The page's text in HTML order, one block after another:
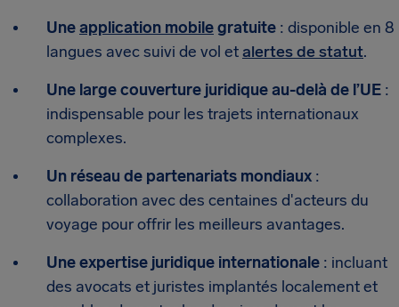
Uneapplication mobilegratuite : disponible en 8
langues avec suivi de vol etalertes de statut.
Une large couverture juridique au-delà de l’UE :
indispensable pour les trajets internationaux
complexes.
Un réseau de partenariats mondiaux :
collaboration avec des centaines d'acteurs du
voyage pour offrir les meilleurs avantages.
Une expertise juridique internationale : incluant
des avocats et juristes implantés localement et